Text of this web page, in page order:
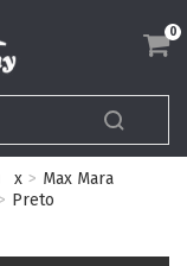
0
x
Max Mara
Preto